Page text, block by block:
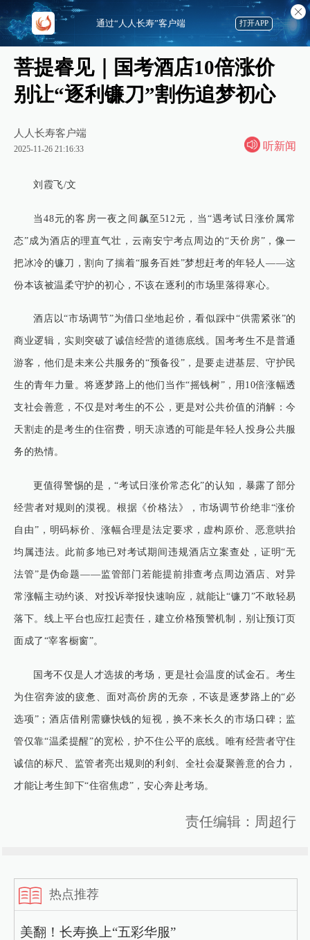
菩提睿见｜国考酒店10倍涨价
别让“逐利镰刀”割伤追梦初心
人人长寿客户端
2025-11-26 21:16:33 听新闻
刘霞飞/文
当48元的客房一夜之间飙至512元，当“遇考试日涨价属常
态”成为酒店的理直气壮，云南安宁考点周边的“天价房”，像一
把冰冷的镰刀，割向了揣着“服务百姓”梦想赶考的年轻人——这
份本该被温柔守护的初心，不该在逐利的市场里落得寒心。
酒店以“市场调节”为借口坐地起价，看似踩中“供需紧张”的
商业逻辑，实则突破了诚信经营的道德底线。国考考生不是普通
游客，他们是未来公共服务的“预备役”，是要走进基层、守护民
生的青年力量。将逐梦路上的他们当作“摇钱树”，用10倍涨幅透
支社会善意，不仅是对考生的不公，更是对公共价值的消解：今
天割走的是考生的住宿费，明天凉透的可能是年轻人投身公共服
务的热情。
更值得警惕的是，“考试日涨价常态化”的认知，暴露了部分
经营者对规则的漠视。根据《价格法》，市场调节价绝非“涨价
自由”，明码标价、涨幅合理是法定要求，虚构原价、恶意哄抬
均属违法。此前多地已对考试期间违规酒店立案查处，证明“无
法管”是伪命题——监管部门若能提前排查考点周边酒店、对异
常涨幅主动约谈、对投诉举报快速响应，就能让“镰刀”不敢轻易
落下。线上平台也应扛起责任，建立价格预警机制，别让预订页
面成了“宰客橱窗”。
国考不仅是人才选拔的考场，更是社会温度的试金石。考生
为住宿奔波的疲惫、面对高价房的无奈，不该是逐梦路上的“必
选项”；酒店借刚需赚快钱的短视，换不来长久的市场口碑；监
管仅靠“温柔提醒”的宽松，护不住公平的底线。唯有经营者守住
诚信的标尺、监管者亮出规则的利剑、全社会凝聚善意的合力，
才能让考生卸下“住宿焦虑”，安心奔赴考场。
责任编辑：周超行
热点推荐
美翻！长寿换上“五彩华服”
通过“人人长寿”客户端 打开APP